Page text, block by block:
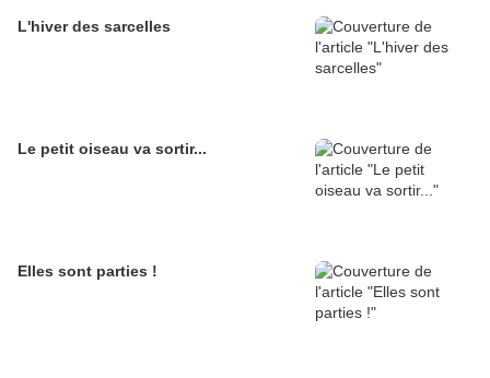
L'hiver des sarcelles
Le petit oiseau va sortir...
Elles sont parties !